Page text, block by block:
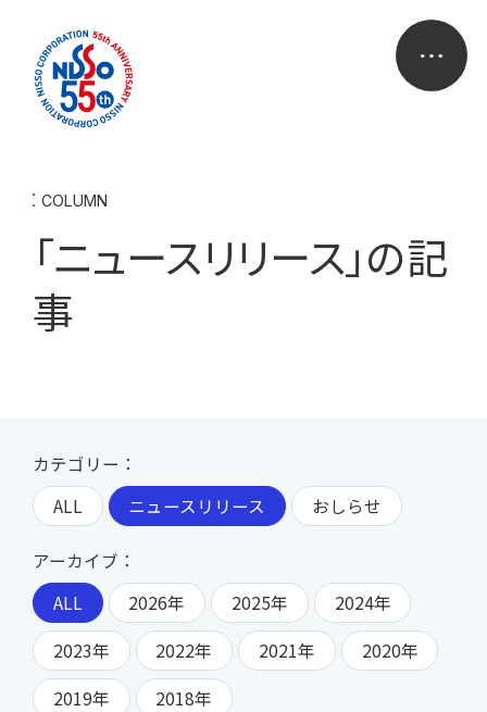
「ニュースリリース」の記
事
COLUMN
カテゴリー：
ALL
ニュースリリース おしらせ
アーカイブ：
ALL
2026年 2025年 2024年
2023年 2022年 2021年 2020年
2019年 2018年